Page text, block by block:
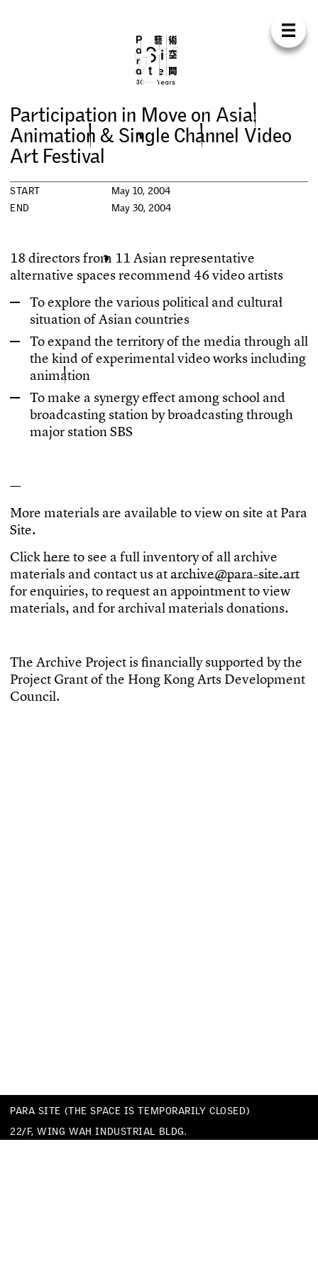
Para
UT SUP
EX HIBITION S
C ONFER E
PUBLICATIONS
SH O
Participation in Move on Asia:
Animation & Single Channel Video
Art Festival
START
May 10, 2004
END
May 30, 2004
18 directorsfrom 11 Asianrepresentative
alternative spacesrecommend46video artists
Toexplore the variouspolitical andcultural
situationofAsiancountries
Toexpandthe territoryofthe media through all
the kindofexperimentalvideoworksincluding
animation
Tomake a synergyefect among school and
broadcasting stationbybroadcastingthrough
major stationSBS
—
More materials are available toviewon site at Para
Site.
Clickhereto see a fullinventoryof all archive
materials andcontactus atarchive@para-site.art
forenquiries, torequest an appointmenttoview
materials, andfor archivalmaterialsdonations.
The Archive Projectisfnancially supportedbythe
Project Grantofthe Hong KongArts Development
Council.
PARA SITE (THE SPACE IS TEMPORARILY CLOSED)
22/F, WING WAH INDUSTRIAL BLDG.
677 KING’S ROAD